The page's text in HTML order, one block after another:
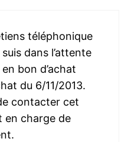
téléphonique
dans l’attente
bon d’achat
du 6/11/2013.
contacter cet
en charge de